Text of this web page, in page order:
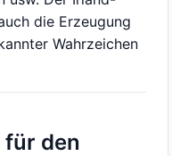
die Erzeugung
Wahrzeichen
den